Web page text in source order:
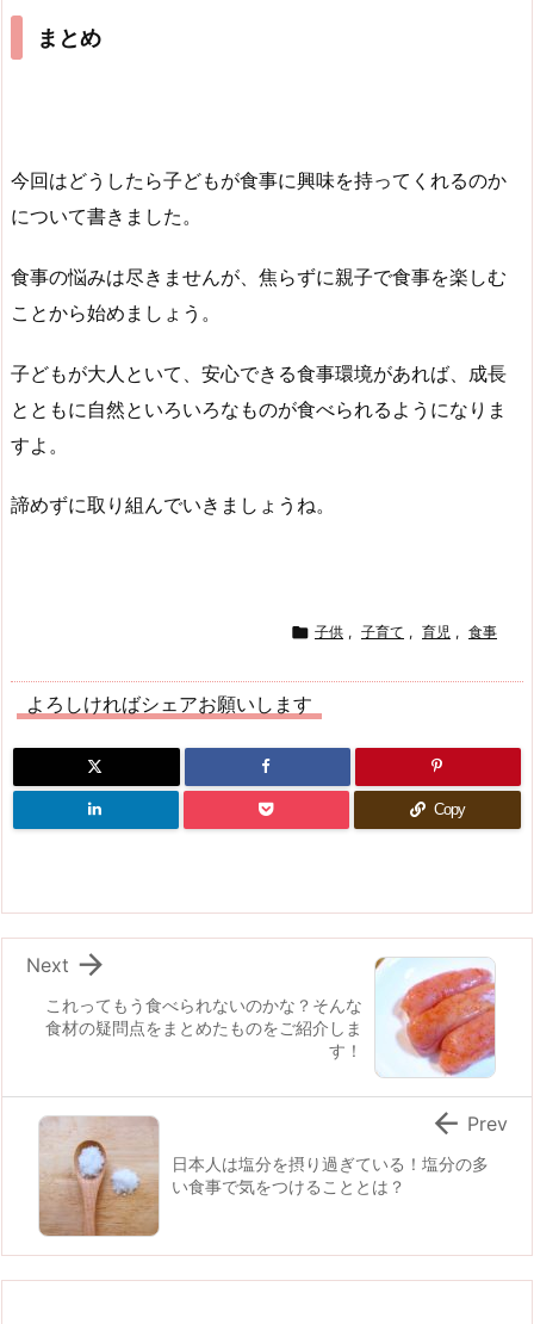
まとめ
今回はどうしたら子どもが食事に興味を持ってくれるのか
について書きました。
食事の悩みは尽きませんが、焦らずに親子で食事を楽しむ
ことから始めましょう。
子どもが大人といて、安心できる食事環境があれば、成長
とともに自然といろいろなものが食べられるようになりま
すよ。
諦めずに取り組んでいきましょうね。
 子供 , 子育て , 育児 , 食事
よろしければシェアお願いします
Copy
これってもう食べられないのかな？そんな
食材の疑問点をまとめたものをご紹介しま
す！

Next
日本人は塩分を摂り過ぎている！塩分の多
い食事で気をつけることとは？
 Prev